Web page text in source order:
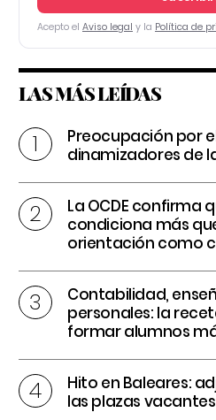
Acepto el Aviso legal y la Política de
LAS MÁS LEÍDAS
Preocupación por
dinamizadores de
La OCDE confirma
condiciona más
orientación como
Contabilidad,
personales: la
formar alumnos
Hito en Baleares:
las plazas